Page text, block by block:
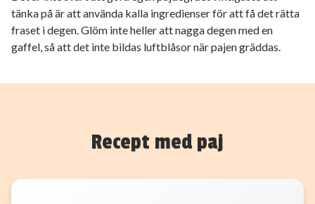
tänka på är att använda kalla ingredienser för att få det rätta
fraset i degen. Glöm inte heller att nagga degen med en
gaffel, så att det inte bildas luftblåsor när pajen gräddas.
Recept med paj